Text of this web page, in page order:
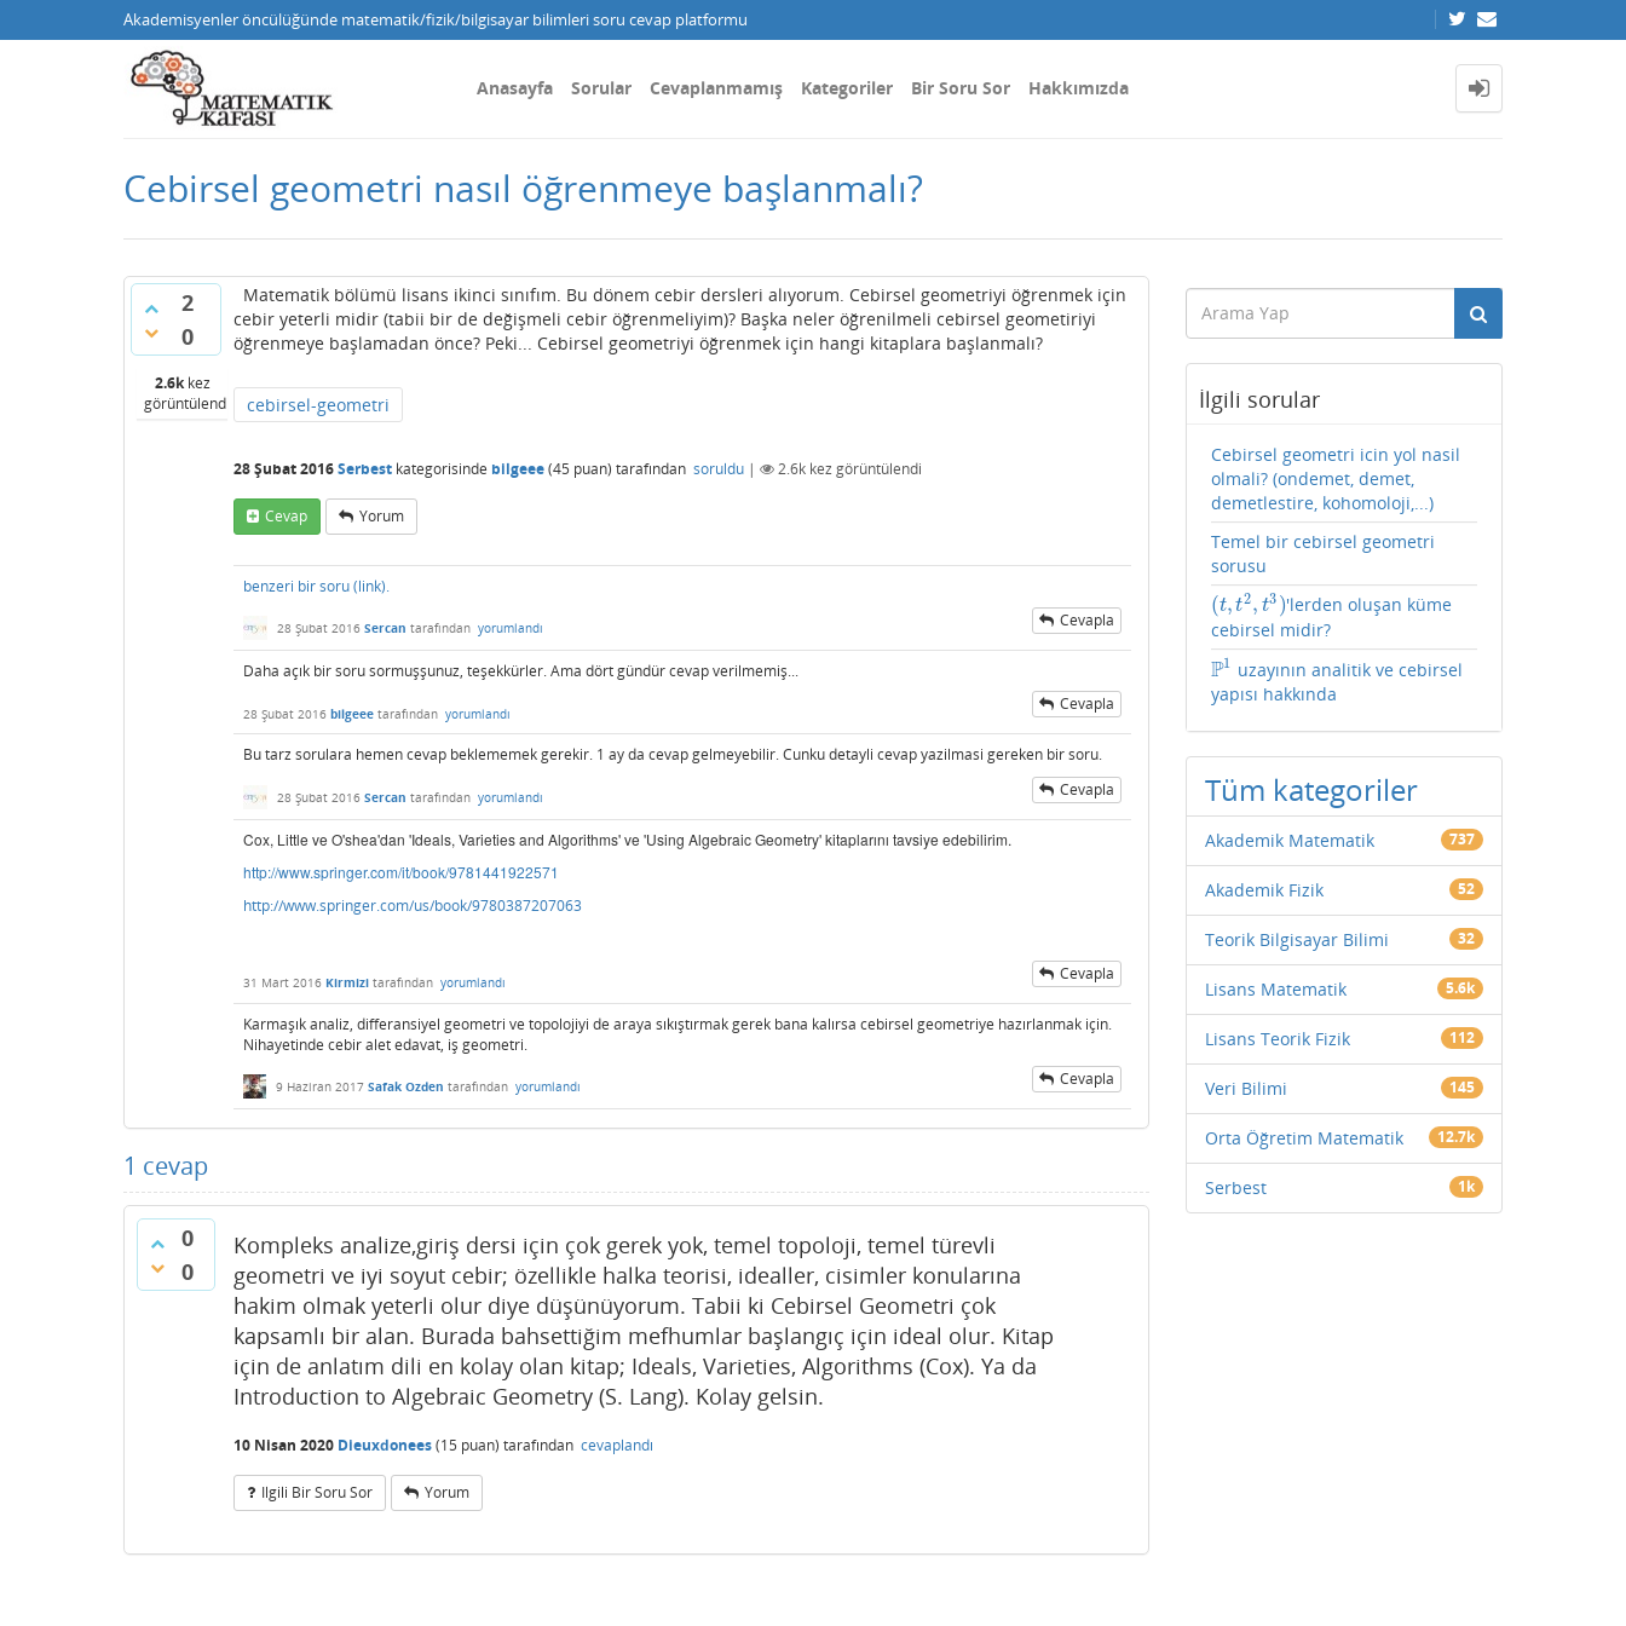
Akademisyenler öncülüğünde matematik/fizik/bilgisayar bilimleri soru cevap platformu
Anasayfa Sorular Cevaplanmamış Kategoriler Bir Soru Sor Hakkımızda
Cebirsel geometri nasıl öğrenmeye başlanmalı?
2
0
2.6kkez
görüntülendi
Matematik bölümü lisans ikinci sınıfım. Bu dönem cebir dersleri alıyorum. Cebirsel geometriyi öğrenmek için
cebir yeterli midir (tabii bir de değişmeli cebir öğrenmeliyim)? Başka neler öğrenilmeli cebirsel geometiriyi
öğrenmeye başlamadan önce? Peki... Cebirsel geometriyi öğrenmek için hangi kitaplara başlanmalı?
cebirsel-geometri
28 Şubat 2016Serbest kategorisinde bilgeee(45 puan) tarafından soruldu | 2.6k kez görüntülendi
Cevap Yorum
benzeri bir soru (link).
28 Şubat 2016 Sercan tarafından yorumlandı Cevapla
Daha açık bir soru sormuşşunuz, teşekkürler. Ama dört gündür cevap verilmemiş...
28 Şubat 2016 bilgeee tarafından yorumlandı Cevapla
Bu tarz sorulara hemen cevap beklememek gerekir. 1 ay da cevap gelmeyebilir. Cunku detayli cevap yazilmasi gereken bir soru.
28 Şubat 2016 Sercan tarafından yorumlandı Cevapla
Cox, Little ve O'shea'dan 'Ideals, Varieties and Algorithms' ve 'Using Algebraic Geometry' kitaplarını tavsiye edebilirim.
http://www.springer.com/it/book/9781441922571
http://www.springer.com/us/book/9780387207063
31 Mart 2016 Kirmizi tarafından yorumlandı Cevapla
Karmaşık analiz, differansiyel geometri ve topolojiyi de araya sıkıştırmak gerek bana kalırsa cebirsel geometriye hazırlanmak için.
Nihayetinde cebir alet edavat, iş geometri.
9 Haziran 2017 Safak Ozden tarafından yorumlandı Cevapla
1 cevap
0
0
Kompleks analize,giriş dersi için çok gerek yok, temel topoloji, temel türevli
geometri ve iyi soyut cebir; özellikle halka teorisi, idealler, cisimler konularına
hakim olmak yeterli olur diye düşünüyorum. Tabii ki Cebirsel Geometri çok
kapsamlı bir alan. Burada bahsettiğim mefhumlar başlangıç için ideal olur. Kitap
için de anlatım dili en kolay olan kitap; Ideals, Varieties, Algorithms (Cox). Ya da
Introduction to Algebraic Geometry (S. Lang). Kolay gelsin.
10 Nisan 2020 Dieuxdonees(15 puan) tarafından cevaplandı
Ilgili Bir Soru Sor Yorum
İlgili sorular
Cebirsel geometri icin yol nasil
olmali? (ondemet, demet,
demetlestire, kohomoloji,...)
Temel bir cebirsel geometri
sorusu
(t, t2, t3 )
(t,t2,t3 )
'lerden oluşan küme
cebirsel midir?
P1
P1 uzayının analitik ve cebirsel
yapısı hakkında
Tüm kategoriler
Akademik Matematik 737
Akademik Fizik 52
Teorik Bilgisayar Bilimi 32
Lisans Matematik 5.6k
Lisans Teorik Fizik 112
Veri Bilimi 145
Orta Öğretim Matematik 12.7k
Serbest 1k